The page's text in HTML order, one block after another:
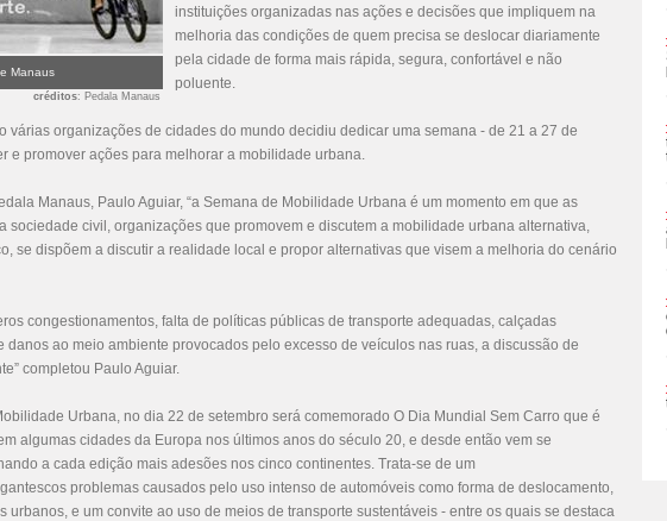
Manaus
créditos: Pedala Manaus
instituições organizadas nas ações e decisões que impliquem na
melhoria das condições de quem precisa se deslocar diariamente
pela cidade de forma mais rápida, segura, confortável e não
poluente.
várias organizações de cidades do mundo decidiu dedicar uma semana - de 21 a 27 de
e promover ações para melhorar a mobilidade urbana.
Manaus, Paulo Aguiar, “a Semana de Mobilidade Urbana é um momento em que as
sociedade civil, organizações que promovem e discutem a mobilidade urbana alternativa,
se dispõem a discutir a realidade local e propor alternativas que visem a melhoria do cenário
congestionamentos, falta de políticas públicas de transporte adequadas, calçadas
danos ao meio ambiente provocados pelo excesso de veículos nas ruas, a discussão de
completou Paulo Aguiar.
Urbana, no dia 22 de setembro será comemorado O Dia Mundial Sem Carro que é
algumas cidades da Europa nos últimos anos do século 20, e desde então vem se
a cada edição mais adesões nos cinco continentes. Trata-se de um
problemas causados pelo uso intenso de automóveis como forma de deslocamento,
urbanos, e um convite ao uso de meios de transporte sustentáveis - entre os quais se destaca